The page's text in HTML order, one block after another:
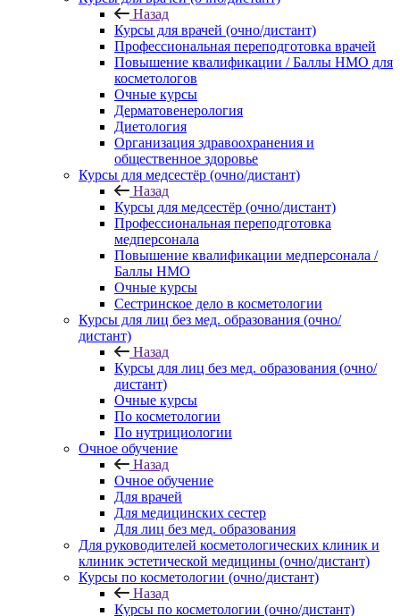
Назад
Курсы для врачей (очно/дистант)
Профессиональная переподготовка врачей
Повышение квалификации / Баллы НМО для
косметологов
Очные курсы
Дерматовенерология
Диетология
Организация здравоохранения и
общественное здоровье
Курсы для медсестёр (очно/дистант)
Назад
Курсы для медсестёр (очно/дистант)
Профессиональная переподготовка
медперсонала
Повышение квалификации медперсонала /
Баллы НМО
Очные курсы
Сестринское дело в косметологии
Курсы для лиц без мед. образования (очно/
дистант)
Назад
Курсы для лиц без мед. образования (очно/
дистант)
Очные курсы
По косметологии
По нутрициологии
Очное обучение
Назад
Очное обучение
Для врачей
Для медицинских сестер
Для лиц без мед. образования
Для руководителей косметологических клиник и
клиник эстетической медицины (очно/дистант)
Курсы по косметологии (очно/дистант)
Назад
Курсы по косметологии (очно/дистант)